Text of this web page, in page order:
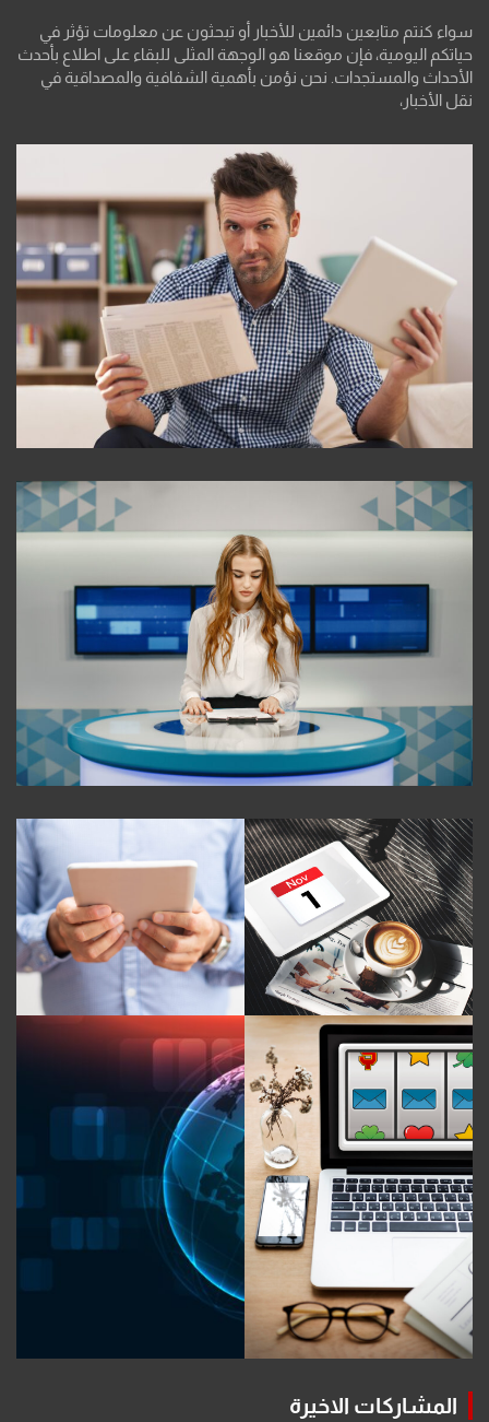
سواء كنتم متابعين دائمين للأخبار أو تبحثون عن معلومات تؤثر في
حياتكم اليومية، فإن موقعنا هو الوجهة المثلى للبقاء على اطلاع بأحدث
الأحداث والمستجدات. نحن نؤمن بأهمية الشفافية والمصداقية في
نقل الأخبار،
المشاركات الاخيرة